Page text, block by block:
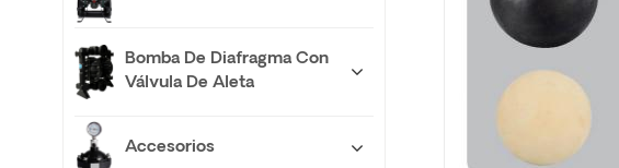
Bomba De Diafragma Con
Válvula De Aleta
Accesorios